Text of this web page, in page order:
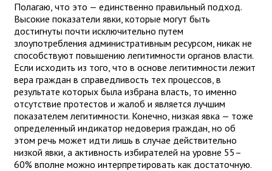
Полагаю, что это — единственно правильный подход.
Высокие показатели явки, которые могут быть
достигнуты почти исключительно путем
злоупотребления административным ресурсом, никак не
способствуют повышению легитимности органов власти.
Если исходить из того, что в основе легитимности лежит
вера граждан в справедливость тех процессов, в
результате которых была избрана власть, то именно
отсутствие протестов и жалоб и является лучшим
показателем легитимности. Конечно, низкая явка — тоже
определенный индикатор недоверия граждан, но об
этом речь может идти лишь в случае действительно
низкой явки, а активность избирателей на уровне 55–
60% вполне можно интерпретировать как достаточную.